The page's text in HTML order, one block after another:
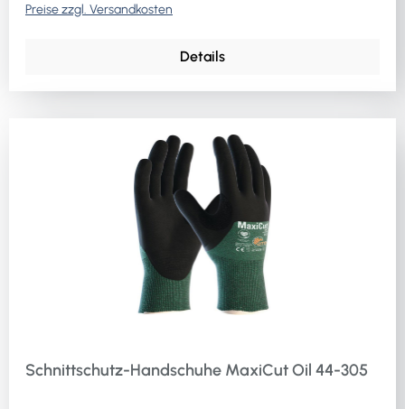
Preise zzgl. Versandkosten
Details
Schnittschutz-Handschuhe MaxiCut Oil 44-305